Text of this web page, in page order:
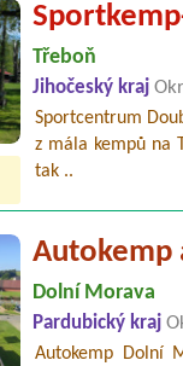
Třeboň
Jihočeský kraj
Sportcentrum
z mála kempů na
tak ..
Autokemp
Dolní Morava
Pardubický kraj
Autokemp Dolní